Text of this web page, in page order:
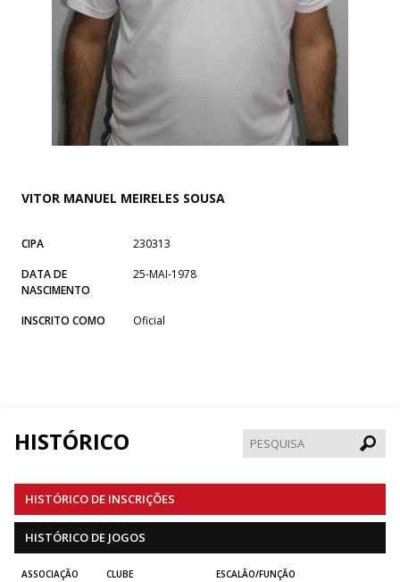
VITOR MANUEL MEIRELES SOUSA
CIPA
230313
DATA DE
NASCIMENTO
25-MAI-1978
INSCRITO COMO Oficial
HISTÓRICO
HISTÓRICO DE INSCRIÇÕES
HISTÓRICO DE JOGOS
ASSOCIAÇÃO CLUBE ESCALÃO/FUNÇÃO